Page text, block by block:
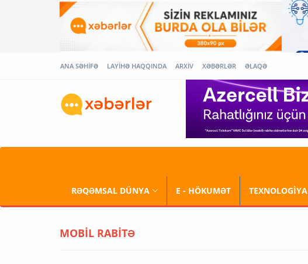
ANA SƏHİFƏ LAYİHƏ HAQQINDA ARXİV XƏBƏRLƏR ƏLAQƏ
RƏQƏMSAL DÜNYA E - HÖKUMƏT TEXNOLOGİYA
MOBİL RABİTƏ